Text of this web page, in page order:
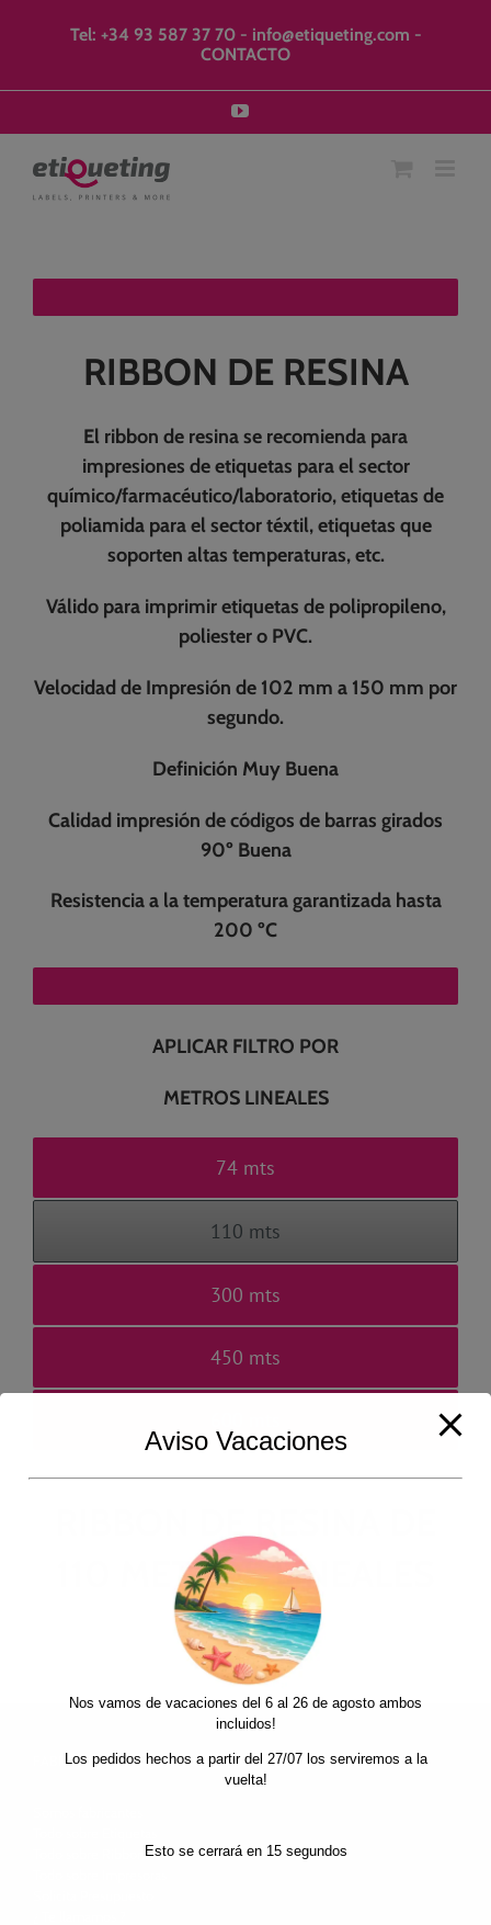
Tel: +34 93 587 37 70- info@etiqueting.com -
CONTACTO
YouTube
RIBBON DE RESINA
El ribbon de resina se recomienda para
impresiones de etiquetas para el sector
químico/farmacéutico/laboratorio, etiquetas de
poliamida para el sector téxtil, etiquetas que
soporten altas temperaturas, etc.
Válido para imprimir etiquetas de polipropileno,
poliester o PVC.
Velocidad de Impresión de 102 mm a 150 mm por
segundo.
Definición Muy Buena
Calidad impresión de códigos de barras girados
90º Buena
Resistencia a la temperatura garantizada hasta
200 ºC
APLICAR FILTRO POR
METROS LINEALES
74 mts
110 mts
300 mts
450 mts
110 METROS LINEALES
FABRICANTES ETIQUETAS AUTOADHESIVAS
Todo sobre Ribbons
Aviso Vacaciones
Nos vamos de vacaciones del 6 al 26 de agosto ambos
incluidos!
Los pedidos hechos a partir del 27/07 los serviremos a la
vuelta!
Esto se cerrará en 15segundos